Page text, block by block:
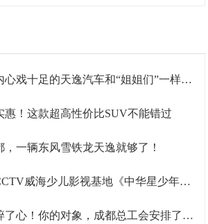
十足的天逸汽车和“姐姐们”一样，靠实力圈粉
惠！这款超高性价比SUV不能错过
，一辆东风雪铁龙天逸就够了！
威海少儿影视基地《中华星少年》火热报名中
心！你的对象，成都总工会安排了！！！